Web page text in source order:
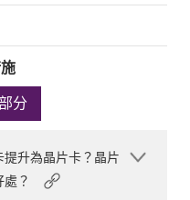
分
升為晶片卡？晶片
？